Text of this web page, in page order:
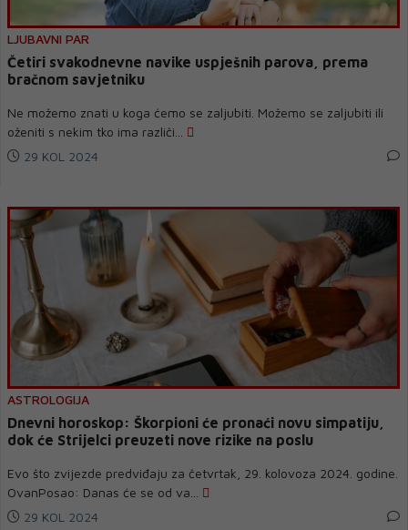
LJUBAVNI PAR
Četiri svakodnevne navike uspješnih parova, prema
bračnom savjetniku
Ne možemo znati u koga ćemo se zaljubiti. Možemo se zaljubiti ili
oženiti s nekim tko ima različi...
29 KOL 2024
ASTROLOGIJA
Dnevni horoskop: Škorpioni će pronaći novu simpatiju,
dok će Strijelci preuzeti nove rizike na poslu
Evo što zvijezde predviđaju za četvrtak, 29. kolovoza 2024. godine.
OvanPosao: Danas će se od va...
29 KOL 2024